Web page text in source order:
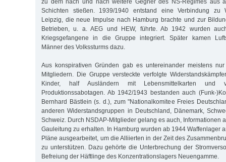
Schichten stießen. 1939/1940 entstand eine Verbindung zu
Leipzig, die neue Impulse nach Hamburg brachte und zur
Betrieben, u. a. AEG und HEW, führte. Ab 1942 wurden
Kriegsgefangene in die Gruppe integriert. Später kamen
Männer des Volkssturms dazu.
Aus konspirativen Gründen gab es untereinander meistens
Mitgliedern. Die Gruppe versteckte verfolgte
Kinder, half Ausländern mit Lebensmittelkarten und
Produktionssabotagen. Ab 1942/1943 bestanden auch (Funk-
Bernhard Bästlein (s. d.), zum "Nationalkomitee Freies
anderen Widerstandsgruppen in Deutschland, Dänemark,
Schweiz. Durch NSDAP-Mitglieder gelang es auch, Informationen
Gauleitung zu erhalten. In Hamburg wurden ab 1944 Waffenlager
Pläne ausgearbeitet, um die Alliierten in der Zeit des
zu unterstützen. Dazu gehörte die Unterbrechung der
Befreiung der Häftlinge des Konzentrationslagers Neuengamme.